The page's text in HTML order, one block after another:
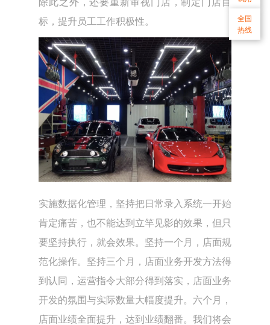
全国
热线
除此之外，还要重新审视门店，制定门店目
标，提升员工工作积极性。
实施数据化管理，坚持把日常录入系统一开始
肯定痛苦，也不能达到立竿见影的效果，但只
要坚持执行，就会效果。坚持一个月，店面规
范化操作。坚持三个月，店面业务开发方法得
到认同，运营指令大部分得到落实，店面业务
开发的氛围与实际数量大幅度提升。六个月，
店面业绩全面提升，达到业绩翻番。我们将会